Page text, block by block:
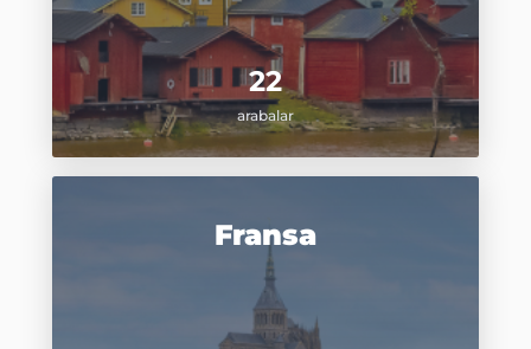
22
arabalar
Fransa